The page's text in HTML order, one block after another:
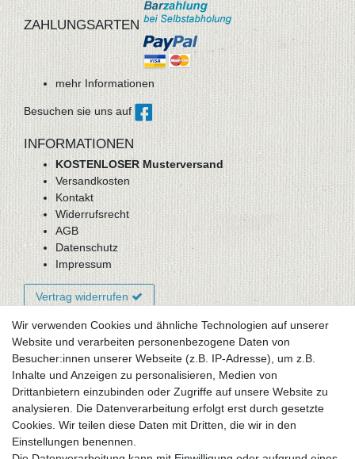
ZAHLUNGSARTEN
mehr Informationen
Besuchen sie uns auf
INFORMATIONEN
KOSTENLOSER Musterversand
Versandkosten
Kontakt
Widerrufsrecht
AGB
Datenschutz
Impressum
Vertrag widerrufen
Newsletter-Anmeldung
FAQ / Fragen
Mein Warenkorb
Mein Merkzettel
Mein Konto
UNSER LADENGESCHÄFT
Wir verwenden Cookies und ähnliche Technologien auf unserer
Website und verarbeiten personenbezogene Daten von
Besucher:innen unserer Webseite (z.B. IP-Adresse), um z.B.
Inhalte und Anzeigen zu personalisieren, Medien von
Drittanbietern einzubinden oder Zugriffe auf unsere Website zu
analysieren. Die Datenverarbeitung erfolgt erst durch gesetzte
Cookies. Wir teilen diese Daten mit Dritten, die wir in den
Einstellungen benennen.